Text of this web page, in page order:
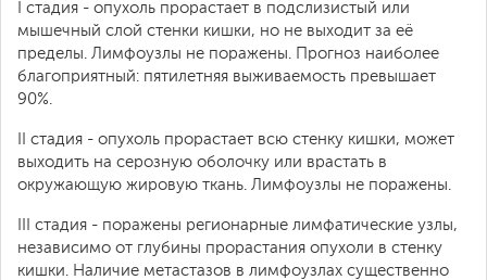
I стадия - опухоль прорастает в подслизистый или
мышечный слой стенки кишки, но не выходит за её
пределы. Лимфоузлы не поражены. Прогноз наиболее
благоприятный: пятилетняя выживаемость превышает
90%.
II стадия - опухоль прорастает всю стенку кишки, может
выходить на серозную оболочку или врастать в
окружающую жировую ткань. Лимфоузлы не поражены.
III стадия - поражены регионарные лимфатические узлы,
независимо от глубины прорастания опухоли в стенку
кишки. Наличие метастазов в лимфоузлах существенно